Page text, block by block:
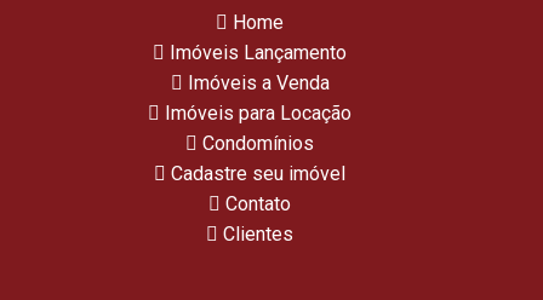
Home
Imóveis Lançamento
Imóveis a Venda
Imóveis para Locação
Condomínios
Cadastre seu imóvel
Contato
Clientes